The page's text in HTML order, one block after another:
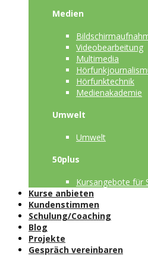
Medien
Videobearbeitung
Multimedia
Hörfunktechnik
Medienakademie
Umwelt
Umwelt
50plus
Kursangebote für
Kurse anbieten
Kundenstimmen
Schulung/Coaching
Blog
Projekte
Gespräch vereinbaren